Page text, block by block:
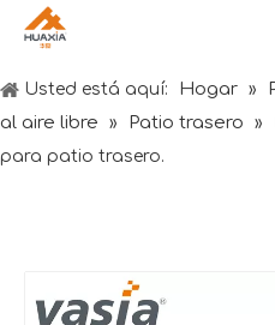
Usted está aquí: Hogar »
al aire libre
» Patio trasero »
para patio trasero.